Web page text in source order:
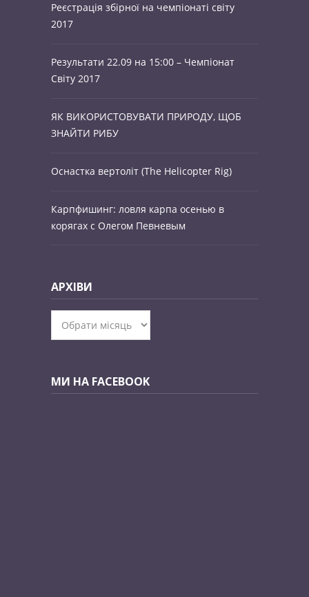
Реєстрація збірної на чемпіонаті світу
2017
Результати 22.09 на 15:00 – Чемпіонат
Світу 2017
ЯК ВИКОРИСТОВУВАТИ ПРИРОДУ, ЩОБ
ЗНАЙТИ РИБУ
Оснастка вертоліт (The Helicopter Rig)
Карпфишинг: ловля карпа осенью в
корягах с Олегом Певневым
АРХІВИ
МИ НА FACEBOOK